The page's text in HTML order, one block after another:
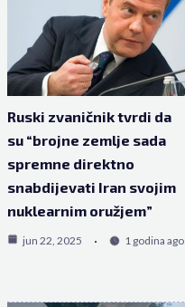
Ruski zvaničnik tvrdi da
su “brojne zemlje sada
spremne direktno
snabdijevati Iran svojim
nuklearnim oružjem”
jun 22, 2025 1 godina ago